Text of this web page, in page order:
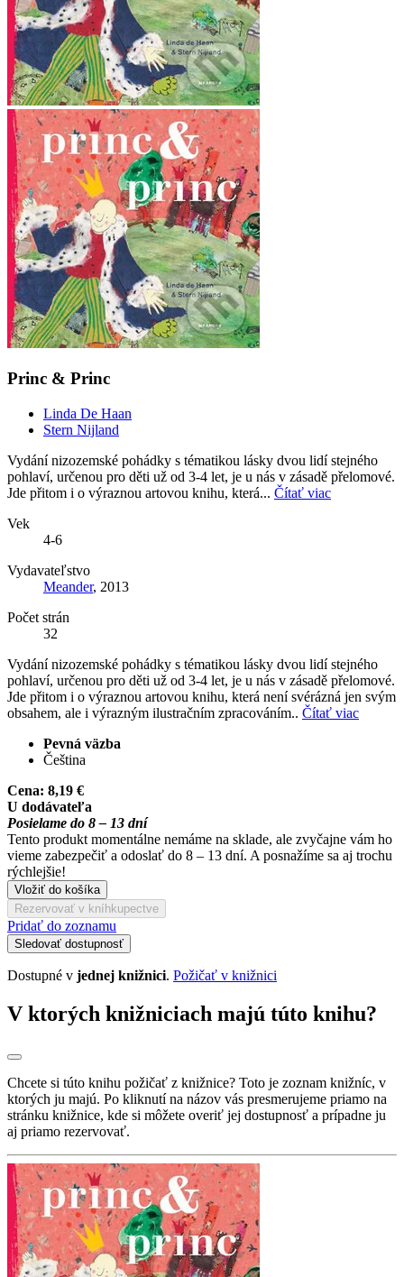
Princ & Princ
Linda De Haan
Stern Nijland
Vydání nizozemské pohádky s tématikou lásky dvou lidí stejného
pohlaví, určenou pro děti už od 3-4 let, je u nás v zásadě přelomové.
Jde přitom i o výraznou artovou knihu, která... Čítať viac
Vek
4-6
Vydavateľstvo
Meander, 2013
Počet strán
32
Vydání nizozemské pohádky s tématikou lásky dvou lidí stejného
pohlaví, určenou pro děti už od 3-4 let, je u nás v zásadě přelomové.
Jde přitom i o výraznou artovou knihu, která není svérázná jen svým
obsahem, ale i výrazným ilustračním zpracováním.. Čítať viac
Pevná väzba
Čeština
Cena: 8,19 €
U dodávateľa
Posielame do 8 – 13 dní
Tento produkt momentálne nemáme na sklade, ale zvyčajne vám ho
vieme zabezpečiť a odoslať do 8 – 13 dní. A posnažíme sa aj trochu
rýchlejšie!
Vložiť do košíka
Rezervovať v kníhkupectve
Pridať do zoznamu
Sledovať dostupnosť
Dostupné v jednej knižnici. Požičať v knižnici
V ktorých knižniciach majú túto knihu?
Chcete si túto knihu požičať z knižnice? Toto je zoznam knižníc, v
ktorých ju majú. Po kliknutí na názov vás presmerujeme priamo na
stránku knižnice, kde si môžete overiť jej dostupnosť a prípadne ju
aj priamo rezervovať.